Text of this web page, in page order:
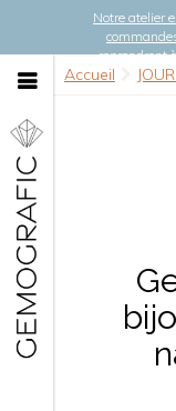
Notre atelier
reprendront
Accueil